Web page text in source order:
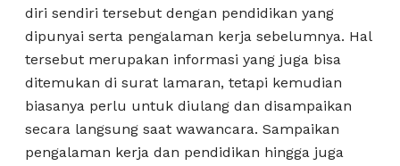
diri sendiri tersebut dengan pendidikan yang
dipunyai serta pengalaman kerja sebelumnya. Hal
tersebut merupakan informasi yang juga bisa
ditemukan di surat lamaran, tetapi kemudian
biasanya perlu untuk diulang dan disampaikan
secara langsung saat wawancara. Sampaikan
pengalaman kerja dan pendidikan hingga juga